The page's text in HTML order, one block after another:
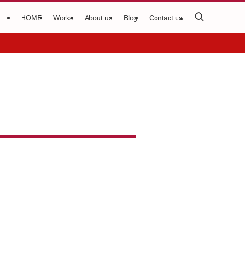
HOME Works About us Blog Contact us